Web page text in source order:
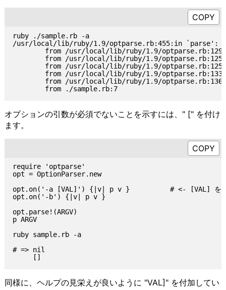
ruby ./sample.rb -a
/usr/local/lib/ruby/1.9/optparse.rb:455:in `parse':
from /usr/local/lib/ruby/1.9/
from /usr/local/lib/ruby/1.9/
from /usr/local/lib/ruby/1.9/
from /usr/local/lib/ruby/1.9/
from /usr/local/lib/ruby/1.9/
        from ./sample.rb:7
オプションの引数が必須でないことを示すには、" [" を付け
ます。
require 'optparse'
opt = OptionParser.new
opt.on('-a [VAL]') {|v| p v }          # <- [VAL] を
opt.on('-b') {|v| p v }
opt.parse!(ARGV)
p ARGV
ruby sample.rb -a
# => nil
同様に、ヘルプの見栄えが良いように "VAL]" を付加してい